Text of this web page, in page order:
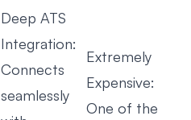
Deep ATS
Integration:
Connects
seamlessly
Extremely
Expensive:
One of the